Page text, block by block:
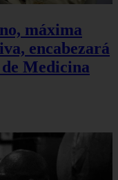
máxima
encabezará
Medicina